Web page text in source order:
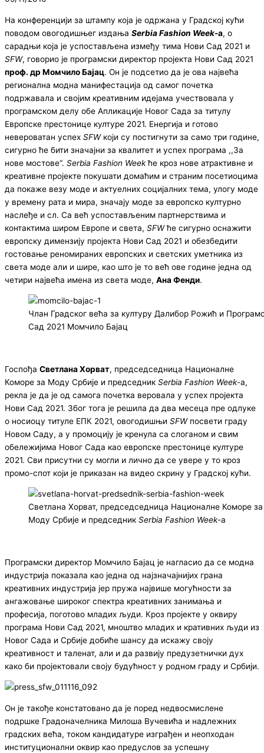
На конференцији за штампу која је одржана у Градској кући
поводом овогодишњег издања Serbia Fashion Week-а, о
сарадњи која је успостављена између тима Нови Сад 2021 и
SFW, говорио је програмски директор пројекта Нови Сад 2021
проф. др Момчило Бајац. Он је подсетио да је ова највећа
регионална модна манифестација од самог почетка
подржавала и својим креативним идејама учествовала у
програмском делу обе Апликације Новог Сада за титулу
Европске престонице културе 2021. Енергија и готово
невероватан успех SFWкоји су постигнути за само три године,
сигурно ће бити значајни за квалитет и успех програма ,,За
нове мостове“. Serbia Fashion Weekће кроз нове атрактивне и
креативне пројекте покушати домаћим и страним посетиоцима
да покаже везу моде и актуелних социјалних тема, улогу моде
у времену рата и мира, значају моде за европско културно
наслеђе и сл. Са већ успостављеним партнерствима и
контактима широм Европе и света, SFWће сигурно оснажити
европску димензију пројекта Нови Сад 2021 и обезбедити
гостовање реномираних европских и светских уметника из
света моде али и шире, као што је то већ ове године једна од
четири највећа имена из света моде, Ана Фенди.
Члан Градског већа за културу Далибор Рожић и
Сад 2021 Момчило Бајац
Госпођа Светлана Хорват, председседница Националне
Коморе за Моду Србије и председник Serbia Fashion Week-а,
рекла је да је од самога почетка веровала у успех пројекта
Нови Сад 2021. Због тога је решила да два месеца пре одлуке
о носиоцу титуле ЕПК 2021, овогодишњи SFWпосвети граду
Новом Саду, а у промоцију је кренула са слоганом и свим
обележијима Новог Сада као европске престонице културе
2021. Сви присутни су могли и лично да се увере у то кроз
промо-спот који је приказан на видео скрину у Градској кући.
Светлана Хорват, председседница Националне Коморе за
Моду Србије и председник Serbia Fashion Week-а
Програмски директор Момчило Бајац је нагласио да се модна
индустрија показала као једна од најзначајнијих грана
креативних индустрија јер пружа највише могућности за
ангажовање широког спектра креативних занимања и
професија, поготово младих људи. Кроз пројекте у оквиру
програма Нови Сад 2021, мноштво младих и кративних људи из
Новог Сада и Србије добиће шансу да искажу своју
креативност и таленат, али и да развију предузетнички дух
како би пројектовали своју будућност у родном граду и Србији.
Он је такође констатовано да је поред недвосмислене
подршке Градоначелника Милоша Вучевића и надлежних
градских већа, током кандидатуре изграђен и неопходан
институционални оквир као предуслов за успешну